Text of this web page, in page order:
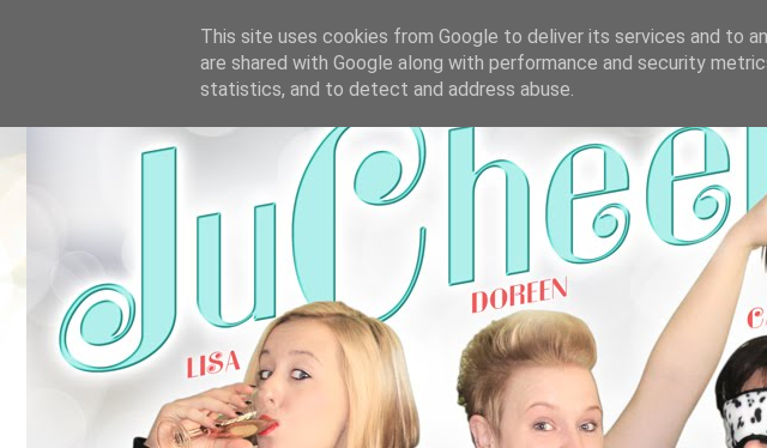
This site uses cookies from Google to deliver its services and to
are shared with Google along with performance and security
statistics, and to detect and address abuse.